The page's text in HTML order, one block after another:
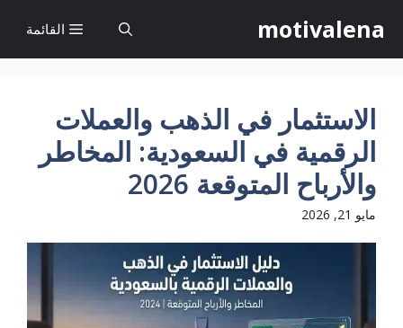
إلى
المحتوى
motivalena القائمة
الاستثمار في الذهب والعملات
الرقمية في السعودية: المخاطر
والأرباح المتوقعة 2026
مايو 21, 2026